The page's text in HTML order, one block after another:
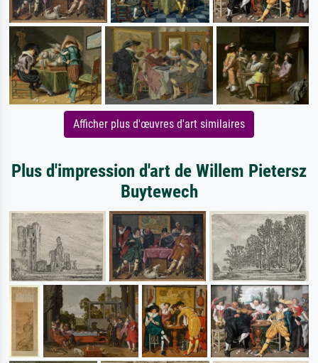
Afficher plus d'œuvres d'art similaires
Plus d'impression d'art de Willem Pietersz
Buytewech